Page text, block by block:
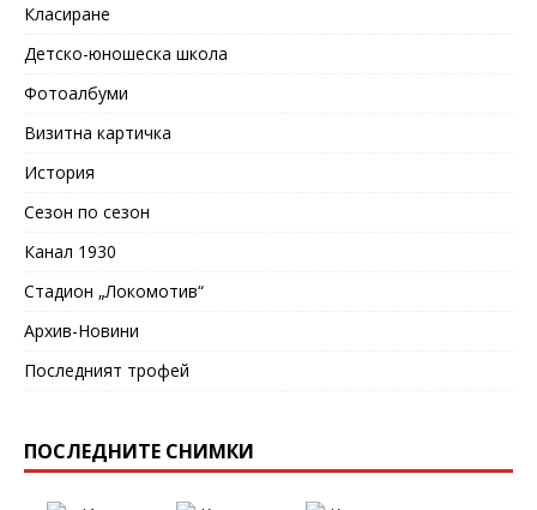
Класиране
Детско-юношеска школа
Фотоалбуми
Визитна картичка
История
Сезон по сезон
Канал 1930
Стадион „Локомотив“
Архив-Новини
Последният трофей
ПОСЛЕДНИТЕ СНИМКИ